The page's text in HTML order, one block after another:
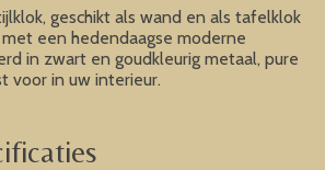
geschikt als wand en als tafelklok
een hedendaagse moderne
in zwart en goudkleurig metaal, pure
voor in uw interieur.